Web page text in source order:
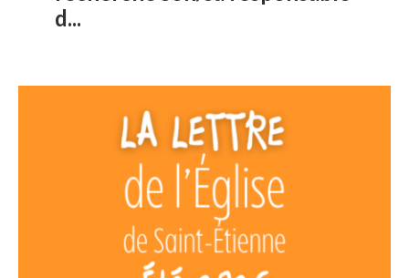
d...